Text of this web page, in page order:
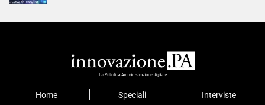
Home Speciali Interviste